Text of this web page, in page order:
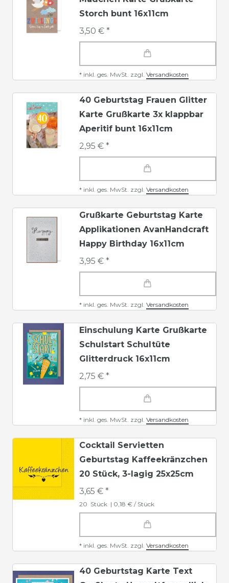
Storch bunt 16x11cm
3,50 € *
* inkl. ges. MwSt. zzgl. Versandkosten
40 Geburtstag Frauen Glitter
Karte Grußkarte 3x klappbar
Aperitif bunt 16x11cm
2,95 € *
* inkl. ges. MwSt. zzgl. Versandkosten
Grußkarte Geburtstag Karte
Applikationen AvanHandcraft
Happy Birthday 16x11cm
3,95 € *
* inkl. ges. MwSt. zzgl. Versandkosten
Einschulung Karte Grußkarte
Schulstart Schultüte
Glitterdruck 16x11cm
2,75 € *
* inkl. ges. MwSt. zzgl. Versandkosten
Cocktail Servietten
Geburtstag Kaffeekränzchen
20 Stück, 3-lagig 25x25cm
3,65 € *
20 Stück | 0,18 € / Stück
* inkl. ges. MwSt. zzgl. Versandkosten
40 Geburtstag Karte Text